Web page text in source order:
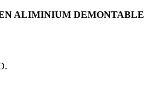
ALIMINIUM DEMONTABLE